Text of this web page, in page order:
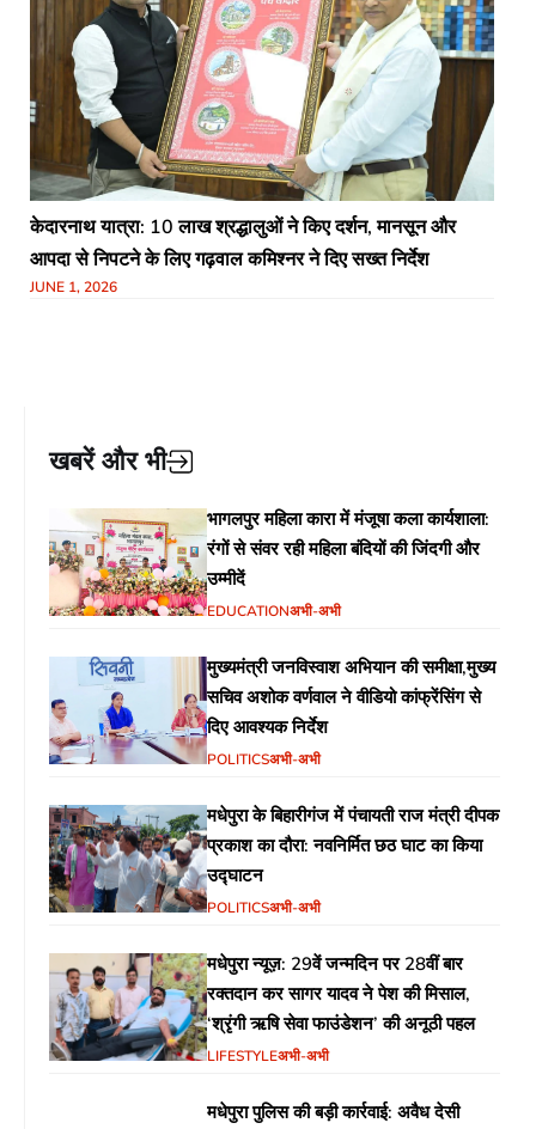
केदारनाथ यात्रा: 10 लाख श्रद्धालुओं ने किए दर्शन, मानसून और
आपदा से निपटने के लिए गढ़वाल कमिश्नर ने दिए सख्त निर्देश​
JUNE 1, 2026
खबरें और भी
भागलपुर महिला कारा में मंजूषा कला कार्यशाला:
रंगों से संवर रही महिला बंदियों की जिंदगी और
उम्मीदें
EDUCATIONअभी-अभी
मुख्यमंत्री जनविस्वाश अभियान की समीक्षा,मुख्य
सचिव अशोक वर्णवाल ने वीडियो कांफ्रेंसिंग से
दिए आवश्यक निर्देश
POLITICSअभी-अभी
मधेपुरा के बिहारीगंज में पंचायती राज मंत्री दीपक
प्रकाश का दौरा: नवनिर्मित छठ घाट का किया
उद्घाटन
POLITICSअभी-अभी
मधेपुरा न्यूज़: 29वें जन्मदिन पर 28वीं बार
रक्तदान कर सागर यादव ने पेश की मिसाल,
‘श्रृंगी ऋषि सेवा फाउंडेशन’ की अनूठी पहल
LIFESTYLEअभी-अभी
मधेपुरा पुलिस की बड़ी कार्रवाई: अवैध देसी